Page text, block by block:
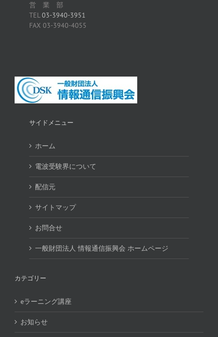
営 業 部
TEL03-3940-3951
FAX 03-3940-4055
サイドメニュー
ホーム
電波受験界について
配信元
サイトマップ
お問合せ
一般財団法人 情報通信振興会 ホームページ
カテゴリー
eラーニング講座
お知らせ